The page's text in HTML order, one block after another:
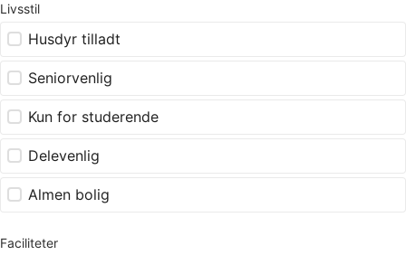
Livsstil
Husdyr tilladt
Seniorvenlig
Kun for studerende
Delevenlig
Almen bolig
Faciliteter